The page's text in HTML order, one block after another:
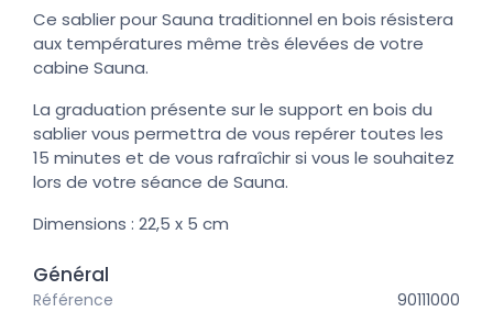
Ce sablier pour Sauna traditionnel en bois résistera
aux températures même très élevées de votre
cabine Sauna.
La graduation présente sur le support en bois du
sablier vous permettra de vous repérer toutes les
15 minutes et de vous rafraîchir si vous le souhaitez
lors de votre séance de Sauna.
Dimensions : 22,5 x 5 cm
Général
Référence
90111000